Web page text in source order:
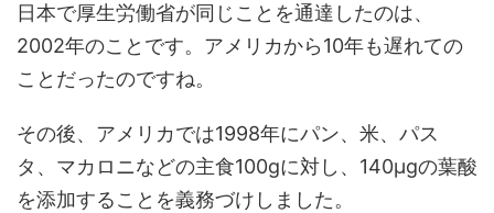
日本で厚生労働省が同じことを通達したのは、
2002年のことです。アメリカから10年も遅れての
ことだったのですね。
その後、アメリカでは1998年にパン、米、パス
タ、マカロニなどの主食100gに対し、140μgの葉酸
を添加することを義務づけしました。